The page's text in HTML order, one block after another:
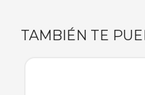
TAMBIÉN TE